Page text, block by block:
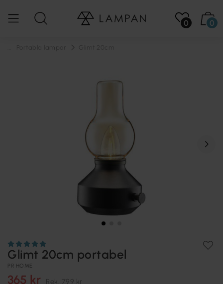
0 0
Glimt 20cm portabel
PR HOME
365 kr Rek. 799 kr